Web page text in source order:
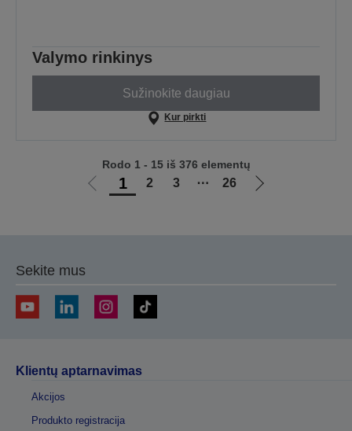
Valymo rinkinys
Sužinokite daugiau
Kur pirkti
Eiti
1 2 3 ⋯ 26
Eiti
Rodo 1 - 15 iš 376 elementų
Sekite mus
Klientų aptarnavimas
Akcijos
Produkto registracija